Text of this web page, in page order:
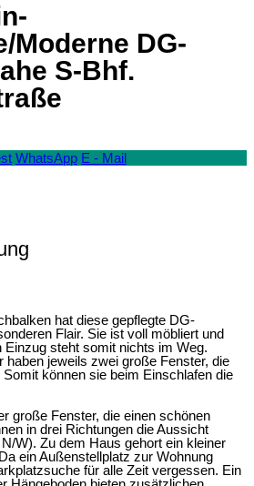
Moderne DG-
S-Bhf.
WhatsApp E - Mail
hat diese gepflegte DG-
Flair. Sie ist voll möbliert und
Einzug steht somit nichts im Weg.
haben jeweils zwei große Fenster, die
können sie beim Einschlafen die
große Fenster, die einen schönen
in drei Richtungen die Aussicht
W). Zu dem Haus gehort ein kleiner
ein Außenstellplatz zur Wohnung
für alle Zeit vergessen. Ein